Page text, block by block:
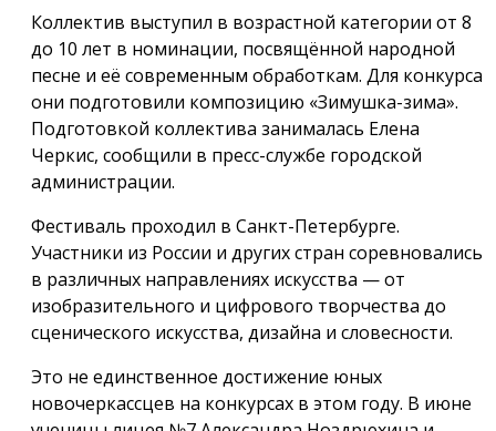
Коллектив выступил в возрастной категории от 8
до 10 лет в номинации, посвящённой народной
песне и её современным обработкам. Для конкурса
они подготовили композицию «Зимушка-зима».
Подготовкой коллектива занималась Елена
Черкис, сообщили в пресс-службе городской
администрации.
Фестиваль проходил в Санкт-Петербурге.
Участники из России и других стран соревновались
в различных направлениях искусства — от
изобразительного и цифрового творчества до
сценического искусства, дизайна и словесности.
Это не единственное достижение юных
новочеркассцев на конкурсах в этом году. В июне